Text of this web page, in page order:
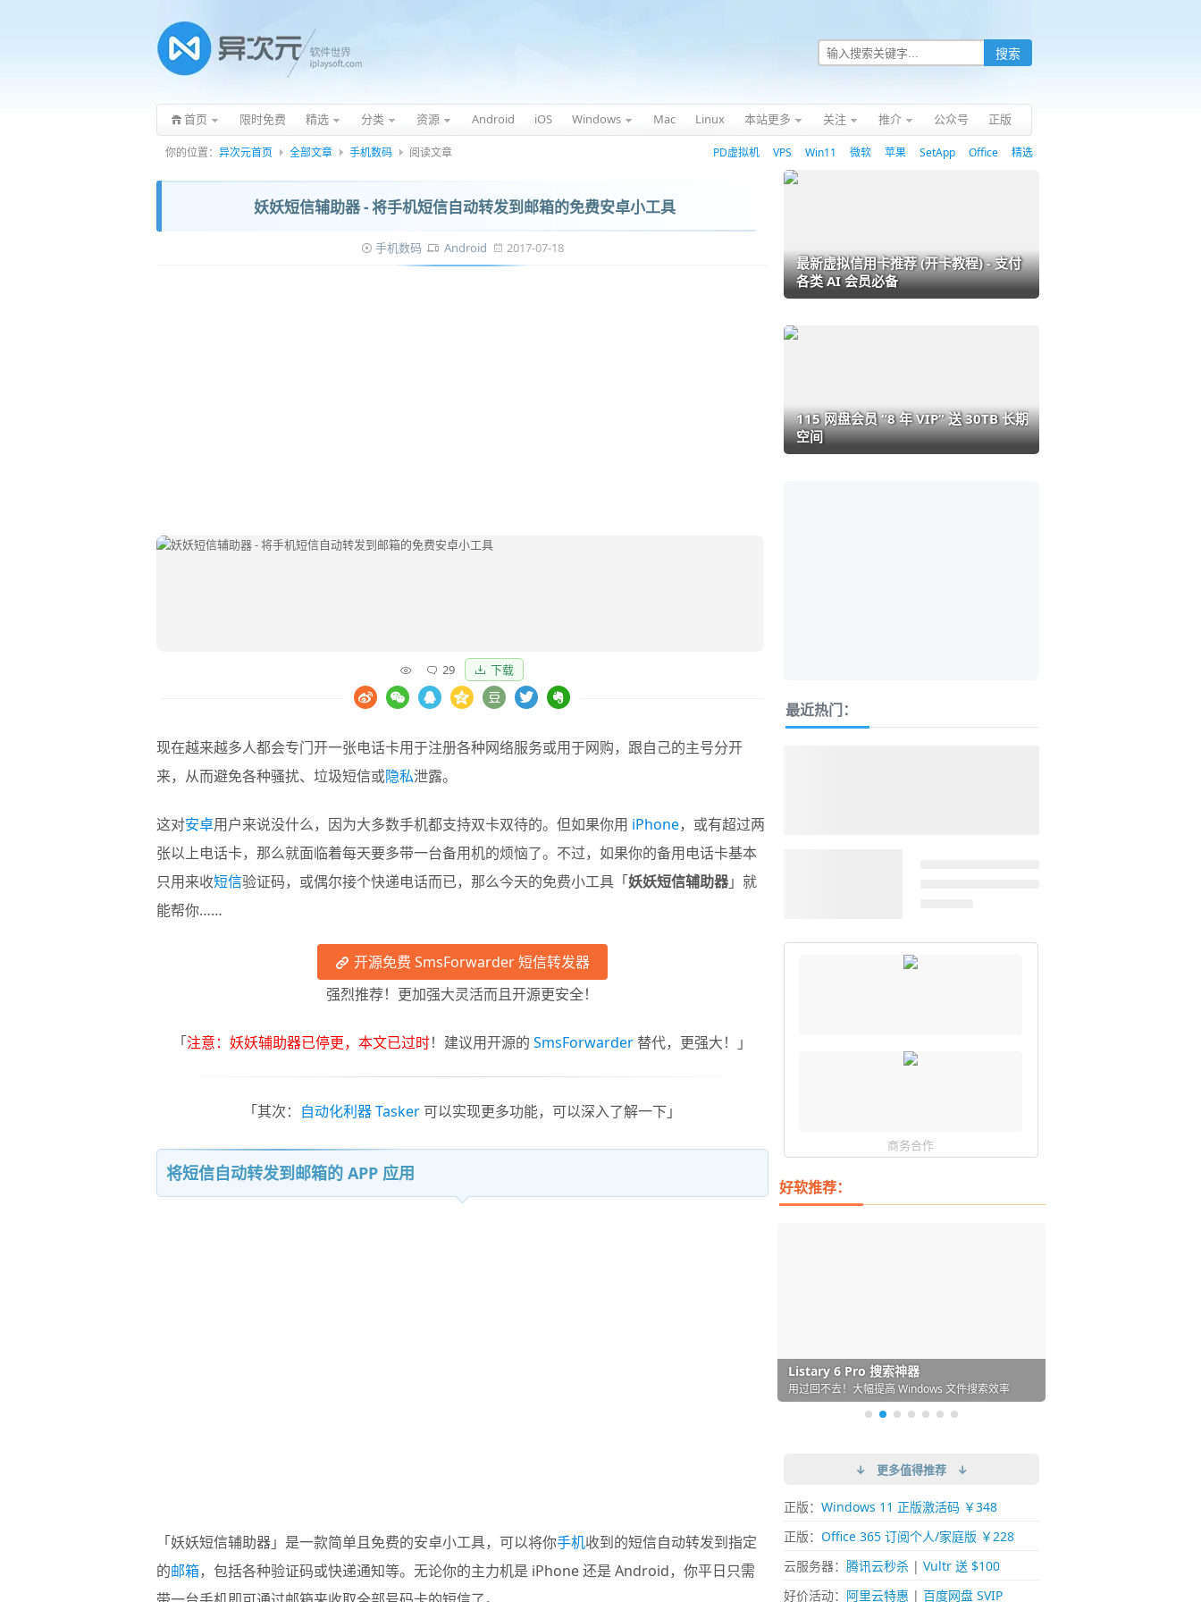
首页 限时免费 精选 分类 资源 Android iOS Windows Mac Linux 本站更多 关注 推介 公众号 正版
你的位置： 异次元首页 全部文章 手机数码 阅读文章 PD虚拟机 VPS Win11 微软 苹果 SetApp Office 精选
妖妖短信辅助器 - 将手机短信自动转发到邮箱的免费安卓小工具
手机数码 Android 2017-07-18
29 下载
现在越来越多人都会专门开一张电话卡用于注册各种网络服务或用于网购，跟自己的主号分开
来，从而避免各种骚扰、垃圾短信或隐私泄露。
这对安卓用户来说没什么，因为大多数手机都支持双卡双待的。但如果你用 iPhone，或有超过两
张以上电话卡，那么就面临着每天要多带一台备用机的烦恼了。不过，如果你的备用电话卡基本
只用来收短信验证码，或偶尔接个快递电话而已，那么今天的免费小工具「妖妖短信辅助器」就
能帮你……
开源免费 SmsForwarder 短信转发器
强烈推荐！更加强大灵活而且开源更安全！
「注意：妖妖辅助器已停更，本文已过时！建议用开源的 SmsForwarder 替代，更强大！」
「其次： 自动化利器 Tasker 可以实现更多功能，可以深入了解一下」
将短信自动转发到邮箱的 APP 应用
「妖妖短信辅助器」是一款简单且免费的安卓小工具，可以将你手机收到的短信自动转发到指定
的邮箱，包括各种验证码或快递通知等。无论你的主力机是 iPhone 还是 Android，你平日只需
最新虚拟信用卡推荐 (开卡教程) - 支付
各类 AI 会员必备
115 网盘会员 “8 年 VIP” 送 30TB 长期
空间
最近热门：
商务合作
好软推荐：
IDM 必备的下载神器
超强的 Windows 平台下载工具
Listary 6 Pro 搜索神器
用过回不去！大幅提高 Windows 文件搜索效率
Fences 桌面图标自动整理/美化神器
懒人必备！图标再多桌面也不再凌乱！
Parallels Desktop 虚拟机
在 Mac 上流畅运行 Windows (支持 M 芯片)
Downie 下载网络视频的神器 (Mac)
一键下视频，超简单好用！谁用谁知道
Typora - 极简好用的 Markdown 编辑器
颠覆写作体验！跨平台支持 Win / Mac
↓ 更多值得推荐 ↓
正版： Windows 11 正版激活码 ￥348
正版： Office 365 订阅个人/家庭版 ￥228
云服务器： 腾讯云秒杀| Vultr 送 $100
好价活动： 阿里云特惠 | 百度网盘 SVIP